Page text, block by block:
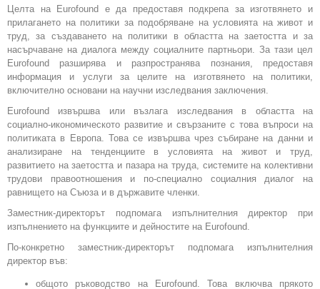
Целта на Eurofound е да предоставя подкрепа за изготвянето и
прилагането на политики за подобряване на условията на живот и
труд, за създаването на политики в областта на заетостта и за
насърчаване на диалога между социалните партньори. За тази цел
Eurofound разширява и разпространява познания, предоставя
информация и услуги за целите на изготвянето на политики,
включително основани на научни изследвания заключения.
Eurofound извършва или възлага изследвания в областта на
социално-икономическото развитие и свързаните с това въпроси на
политиката в Европа. Това се извършва чрез събиране на данни и
анализиране на тенденциите в условията на живот и труд,
развитието на заетостта и пазара на труда, системите на колективни
трудови правоотношения и по-специално социалния диалог на
равнището на Съюза и в държавите членки.
Заместник-директорът подпомага изпълнителния директор при
изпълнението на функциите и дейностите на Eurofound.
По-конкретно заместник-директорът подпомага изпълнителния
директор във:
общото ръководство на Eurofound. Това включва прякото